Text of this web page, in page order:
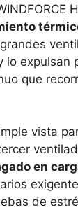
lo expulsan
que
vista
en
de